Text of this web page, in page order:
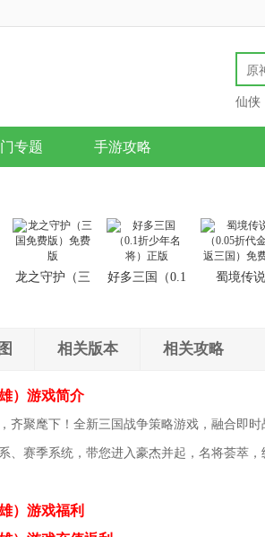
仙侠
专题 手游攻略
龙之守护（三
好多三国（0.1
蜀境传说
相关版本 相关攻略
）游戏简介
齐聚麾下！全新三国战争策略游戏，融合即
、赛季系统，带您进入豪杰并起，名将荟萃
）游戏福利